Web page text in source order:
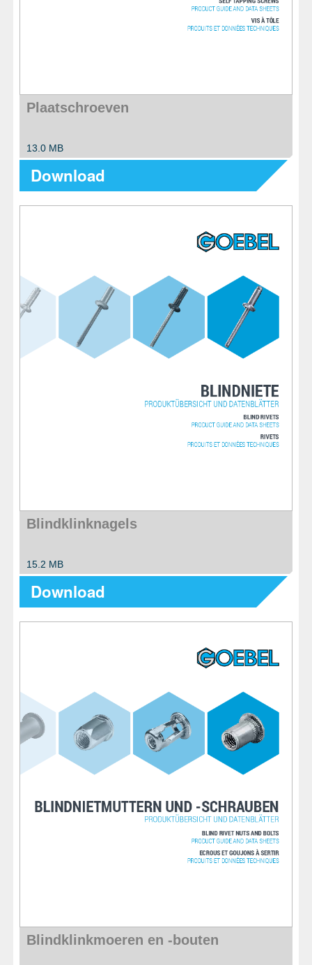
Plaatschroeven
13.0 MB
Download
Blindklinknagels
15.2 MB
Download
Blindklinkmoeren en -bouten